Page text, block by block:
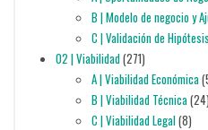
B | Modelo de negocio y
C | Validación de Hipótesis
02 | Viabilidad(271)
A | Viabilidad Económica
B | Viabilidad Técnica(24)
C | Viabilidad Legal(8)